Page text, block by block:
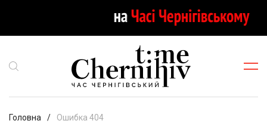
Головна Ошибка 404